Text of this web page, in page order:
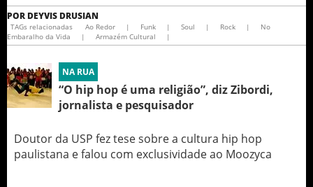
POR DEYVIS DRUSIAN
TAGs relacionadas Ao Redor | Funk | Soul | Rock |
No
Embaralho da Vida
| Armazém Cultural |
NA RUA
“O hip hop é uma religião”, diz Zibordi,
jornalista e pesquisador
Doutor da USP fez tese sobre a cultura hip hop
paulistana e falou com exclusividade ao Moozyca